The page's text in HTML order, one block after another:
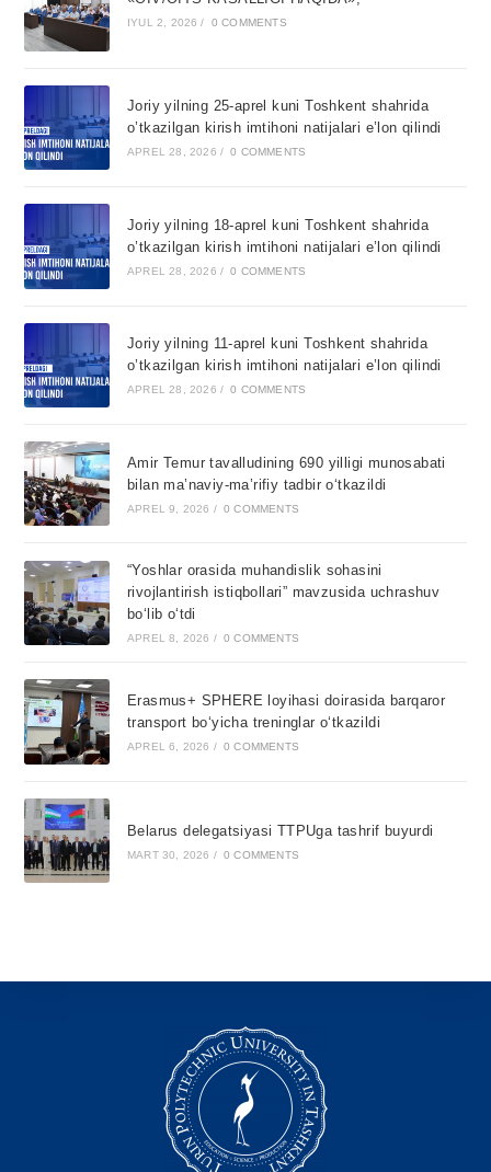
IYUL 2, 2026 / 0 COMMENTS
Joriy yilning 25-aprel kuni Toshkent shahrida
o’tkazilgan kirish imtihoni natijalari e’lon qilindi
APREL 28, 2026 / 0 COMMENTS
Joriy yilning 18-aprel kuni Toshkent shahrida
o’tkazilgan kirish imtihoni natijalari e’lon qilindi
APREL 28, 2026 / 0 COMMENTS
Joriy yilning 11-aprel kuni Toshkent shahrida
o’tkazilgan kirish imtihoni natijalari e’lon qilindi
APREL 28, 2026 / 0 COMMENTS
Amir Temur tavalludining 690 yilligi munosabati
bilan ma’naviy-ma’rifiy tadbir o‘tkazildi
APREL 9, 2026 / 0 COMMENTS
“Yoshlar orasida muhandislik sohasini
rivojlantirish istiqbollari” mavzusida uchrashuv
bo‘lib o‘tdi
APREL 8, 2026 / 0 COMMENTS
Erasmus+ SPHERE loyihasi doirasida barqaror
transport bo‘yicha treninglar o‘tkazildi
APREL 6, 2026 / 0 COMMENTS
Belarus delegatsiyasi TTPUga tashrif buyurdi
MART 30, 2026 / 0 COMMENTS